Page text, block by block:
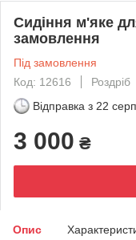
Сидіння м'яке
замовлення
Під замовлення
Код: 12616
Роздріб
Відправка з 22
3 000 ₴
Опис